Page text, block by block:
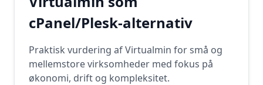
cPanel/Plesk-alternativ
Praktisk vurdering af Virtualmin for små og
mellemstore virksomheder med fokus på
økonomi, drift og kompleksitet.